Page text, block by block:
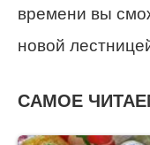
времени вы
новой
САМОЕ